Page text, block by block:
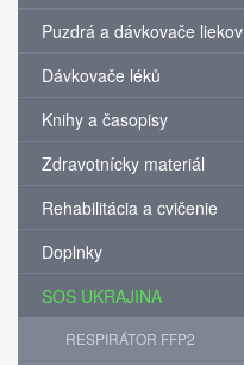
Puzdrá a dávkovače liekov
Dávkovače léků
Knihy a časopisy
Zdravotnícky materiál
Rehabilitácia a cvičenie
Doplnky
SOS UKRAJINA
RESPIRÁTOR FFP2